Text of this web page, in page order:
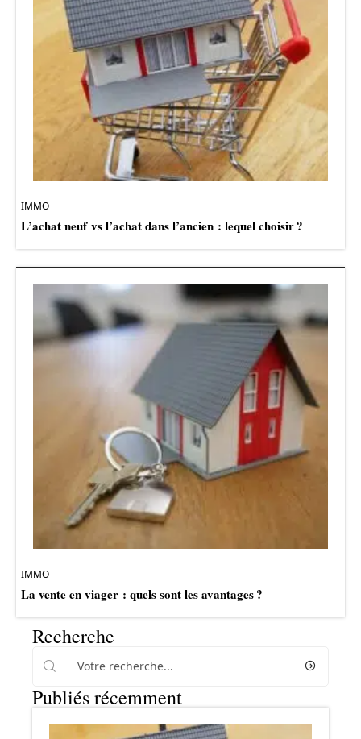
IMMO
L’achat neuf vs l’achat dans l’ancien : lequel choisir ?
IMMO
La vente en viager : quels sont les avantages ?
Recherche
Publiés récemment